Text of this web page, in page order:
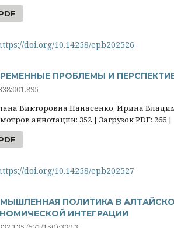
doi.org/10.14258/epb202526
ПРОБЛЕМЫ И
Викторовна Панасенко, Ирина
аннотации: 352 | Загрузок PDF: 266 |
doi.org/10.14258/epb202527
ПОЛИТИКА В
ИНТЕГРАЦИИ